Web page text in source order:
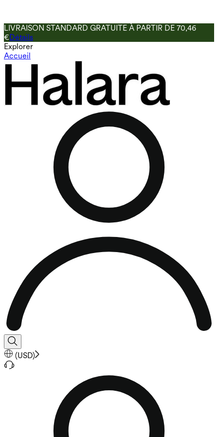
LIVRAISON STANDARD GRATUITE À PARTIR DE 70,46
€Détails
Explorer
Accueil
(USD)